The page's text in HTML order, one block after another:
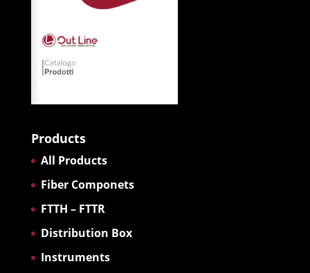
Products
All Products
Fiber Componets
FTTH – FTTR
Distribution Box
Instruments